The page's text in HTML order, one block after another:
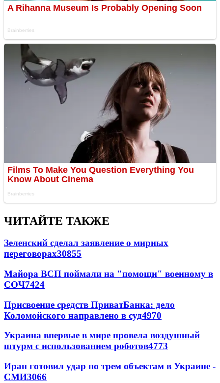
ЧИТАЙТЕ ТАКЖЕ
Зеленский сделал заявление о мирных
переговорах30855
Майора ВСП поймали на "помощи" военному в
СОЧ7424
Присвоение средств ПриватБанка: дело
Коломойского направлено в суд4970
Украина впервые в мире провела воздушный
штурм с использованием роботов4773
Иран готовил удар по трем объектам в Украине -
СМИ3066